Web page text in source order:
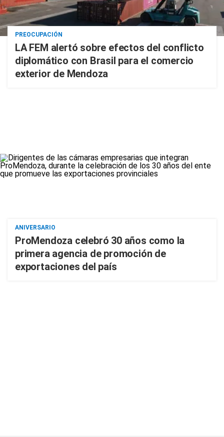
PREOCUPACIÓN
LA FEM alertó sobre efectos del conflicto
diplomático con Brasil para el comercio
exterior de Mendoza
ANIVERSARIO
ProMendoza celebró 30 años como la
primera agencia de promoción de
exportaciones del país